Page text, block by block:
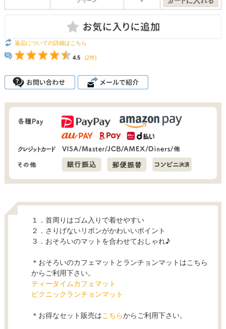
返品についての詳細はこちら
4.5
(2件)
１．首周りはゴム入りで着せやすい
２．さりげないリボンがかわいいポイント
３．おそろいのマットを合わせておしゃれ♪
＊おそろいのカフェマットとランチョンマットはこちら
からご利用下さい。
ティータイムカフェマット
ピクニックランチョンマット
＊お得なセット販売はこちらからご利用下さい。